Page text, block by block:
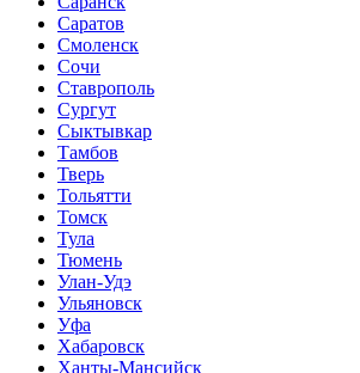
Саратов
Смоленск
Сочи
Ставрополь
Сургут
Сыктывкар
Тамбов
Тверь
Тольятти
Томск
Тула
Тюмень
Улан-Удэ
Ульяновск
Уфа
Хабаровск
Ханты-Мансийск